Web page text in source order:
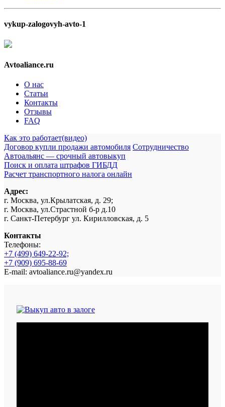
vykup-zalogovyh-avto-1
Avtoaliance.ru
О нас
Статьи
Контакты
Отзывы
FAQ
Как это работает(видео)
Договор купли продажи автомобиля Сотрудничество
Автоальянс — срочный автовыкуп
Поиск и оплата штрафов ГИБДД
Расчет транспортного налога онлайн
Адрес:
г. Москва, ул.Крылатская, д. 29;
г. Москва, ул.Страстной б-р д.10
г. Санкт-Петербург ул. Кирилловская, д. 5
Контакты
Телефоны:
+7 (499) 649-22-92;
+7 (909) 695-88-69
E-mail: avtoaliance.ru@yandex.ru